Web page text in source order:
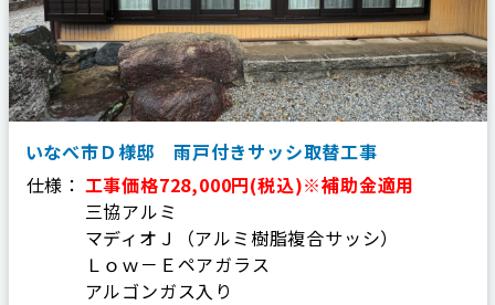
いなべ市Ｄ様邸 雨戸付きサッシ取替工事
仕様： 工事価格728,000円(税込)※補助金適用
三協アルミ
マディオＪ（アルミ樹脂複合サッシ）
Ｌｏｗ－Ｅペアガラス
アルゴンガス入り